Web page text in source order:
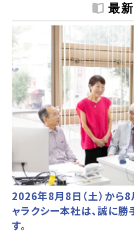
最
2026年8月8日（土）から8
ャラクシー本社は、誠に
す。